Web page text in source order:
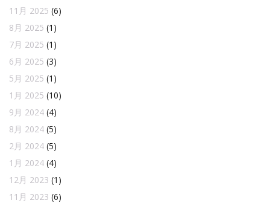
11月 2025 (6)
8月 2025 (1)
7月 2025 (1)
6月 2025 (3)
5月 2025 (1)
1月 2025 (10)
9月 2024 (4)
8月 2024 (5)
2月 2024 (5)
1月 2024 (4)
12月 2023 (1)
11月 2023 (6)